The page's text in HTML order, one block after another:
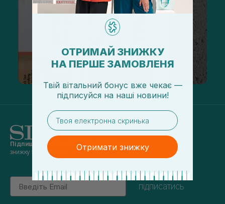
Підпишись на наші новинита отримуй
знижку 5% на перше замовлення
Email
підписатись
ОТРИМАЙ ЗНИЖКУ
НА ПЕРШЕ ЗАМОВЛЕНЯ
Твій вітальний бонус вже чекає —
підписуйся на наші новини!
email
Отримати знижку